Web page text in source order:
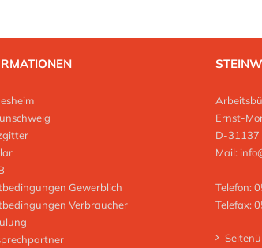
Gewerblich
Verbraucher
Ernst-
D-31137
Mail:
Telefon:
Telefax: